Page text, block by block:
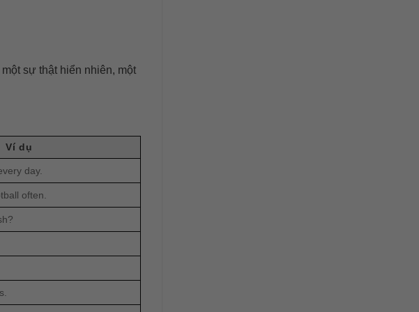
sự thật hiển nhiên, một
Ví dụ
day.
often.